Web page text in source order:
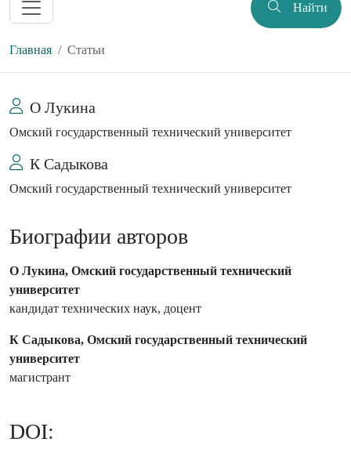
Найти
Главная Статьи
О Лукина
Омский государственный технический университет
К Садыкова
Омский государственный технический университет
Биографии авторов
О Лукина, Омский государственный технический
университет
кандидат технических наук, доцент
К Садыкова, Омский государственный технический
университет
магистрант
DOI: